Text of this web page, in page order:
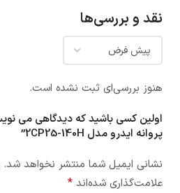
نقد و بررسی‌ها
هنوز بررسی‌ای ثبت نشده است.
پروانه ایدرو مدل 2CP25-140H”
نشانی ایمیل شما منتشر نخواهد شد.
علامت‌گذاری شده‌اند *